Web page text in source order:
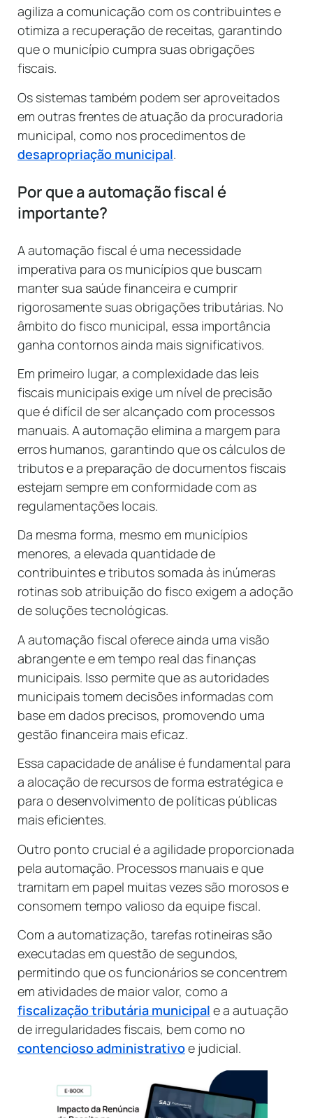
agiliza a comunicação com os contribuintes e
otimiza a recuperação de receitas, garantindo
que o município cumpra suas obrigações
fiscais.
Os sistemas também podem ser aproveitados
em outras frentes de atuação da procuradoria
municipal, como nos procedimentos de
desapropriação municipal.
Por que a automação fiscal é
importante?
A automação fiscal é uma necessidade
imperativa para os municípios que buscam
manter sua saúde financeira e cumprir
rigorosamente suas obrigações tributárias. No
âmbito do fisco municipal, essa importância
ganha contornos ainda mais significativos.
Em primeiro lugar, a complexidade das leis
fiscais municipais exige um nível de precisão
que é difícil de ser alcançado com processos
manuais. A automação elimina a margem para
erros humanos, garantindo que os cálculos de
tributos e a preparação de documentos fiscais
estejam sempre em conformidade com as
regulamentações locais.
Da mesma forma, mesmo em municípios
menores, a elevada quantidade de
contribuintes e tributos somada às inúmeras
rotinas sob atribuição do fisco exigem a adoção
de soluções tecnológicas.
A automação fiscal oferece ainda uma visão
abrangente e em tempo real das finanças
municipais. Isso permite que as autoridades
municipais tomem decisões informadas com
base em dados precisos, promovendo uma
gestão financeira mais eficaz.
Essa capacidade de análise é fundamental para
a alocação de recursos de forma estratégica e
para o desenvolvimento de políticas públicas
mais eficientes.
Outro ponto crucial é a agilidade proporcionada
pela automação. Processos manuais e que
tramitam em papel muitas vezes são morosos e
consomem tempo valioso da equipe fiscal.
Com a automatização, tarefas rotineiras são
executadas em questão de segundos,
permitindo que os funcionários se concentrem
em atividades de maior valor, como a
fiscalização tributária municipal e a autuação
de irregularidades fiscais, bem como no
contencioso administrativoe judicial.